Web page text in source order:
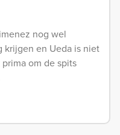
nog wel
en Ueda is niet
om de spits